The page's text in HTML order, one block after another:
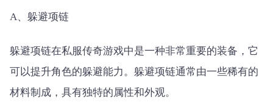
A、躲避项链
躲避项链在私服传奇游戏中是一种非常重要的装备，它
可以提升角色的躲避能力。躲避项链通常由一些稀有的
材料制成，具有独特的属性和外观。